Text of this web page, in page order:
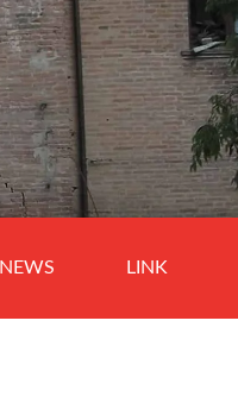
NEWS LINK